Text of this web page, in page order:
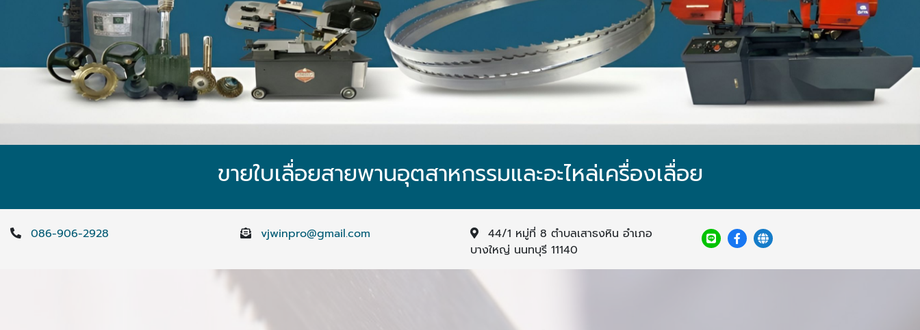
ขายใบเลื่อยสายพานอุตสาหกรรมและอะไหล่เครื่องเลื่อย
086-906-2928 vjwinpro@gmail.com
44/1 หมู่ที่ 8 ตำบลเสาธงหิน อำเภอ
บางใหญ่ นนทบุรี 11140